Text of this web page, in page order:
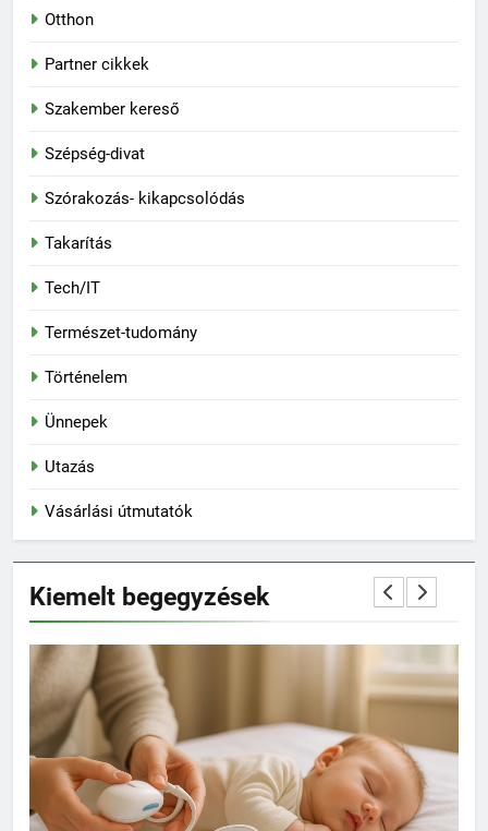
Otthon
Partner cikkek
Szakember kereső
Szépség-divat
Szórakozás- kikapcsolódás
Takarítás
Tech/IT
Természet-tudomány
Történelem
Ünnepek
Utazás
Vásárlási útmutatók
Kiemelt begegyzések